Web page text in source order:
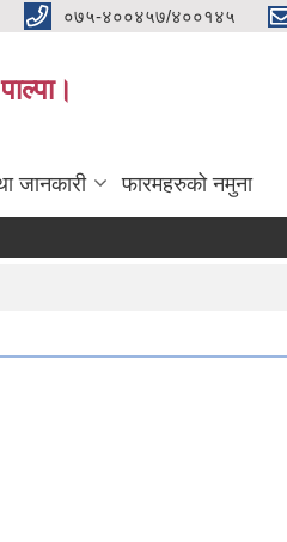
०७५-४००४५७/४००१४५
जानकारी फारमहरुको नमुना